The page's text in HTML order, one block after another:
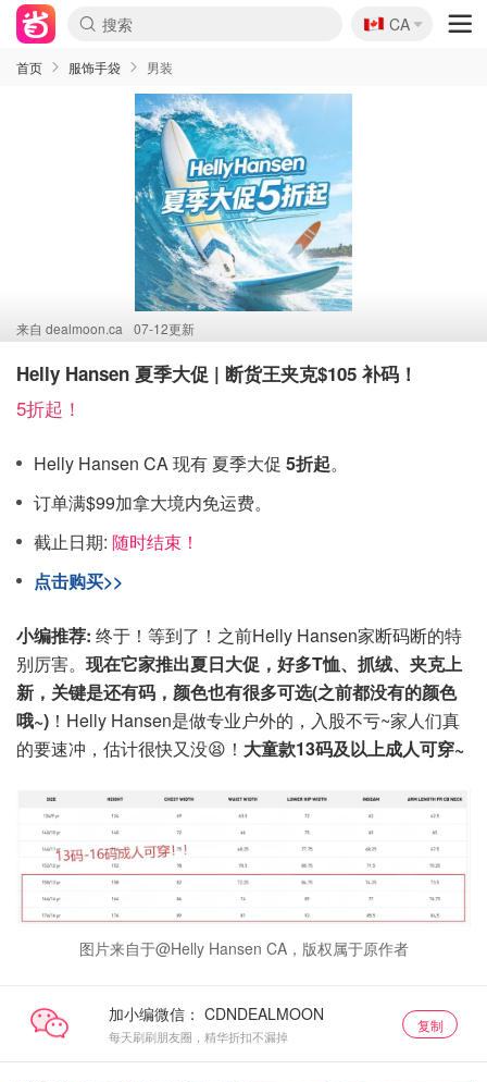
🇨🇦
CA
首页 服饰手袋 男装
来自 dealmoon.ca 07-12更新
Helly Hansen 夏季大促 | 断货王夹克$105 补码！
5折起！
Helly Hansen CA 现有 夏季大促 5折起。
订单满$99加拿大境内免运费。
截止日期: 随时结束！
点击购买>>
小编推荐: 终于！等到了！之前Helly Hansen家断码断的特
别厉害。 现在它家推出夏日大促，好多T恤、抓绒、夹克上
新，关键是还有码，颜色也有很多可选(之前都没有的颜色
哦~) ！Helly Hansen是做专业户外的，入股不亏~家人们真
的要速冲，估计很快又没😫！ 大童款13码及以上成人可穿~
图片来自于@Helly Hansen CA，版权属于原作者
加小编微信：
每天刷刷朋友圈，精华折扣不漏掉
复制